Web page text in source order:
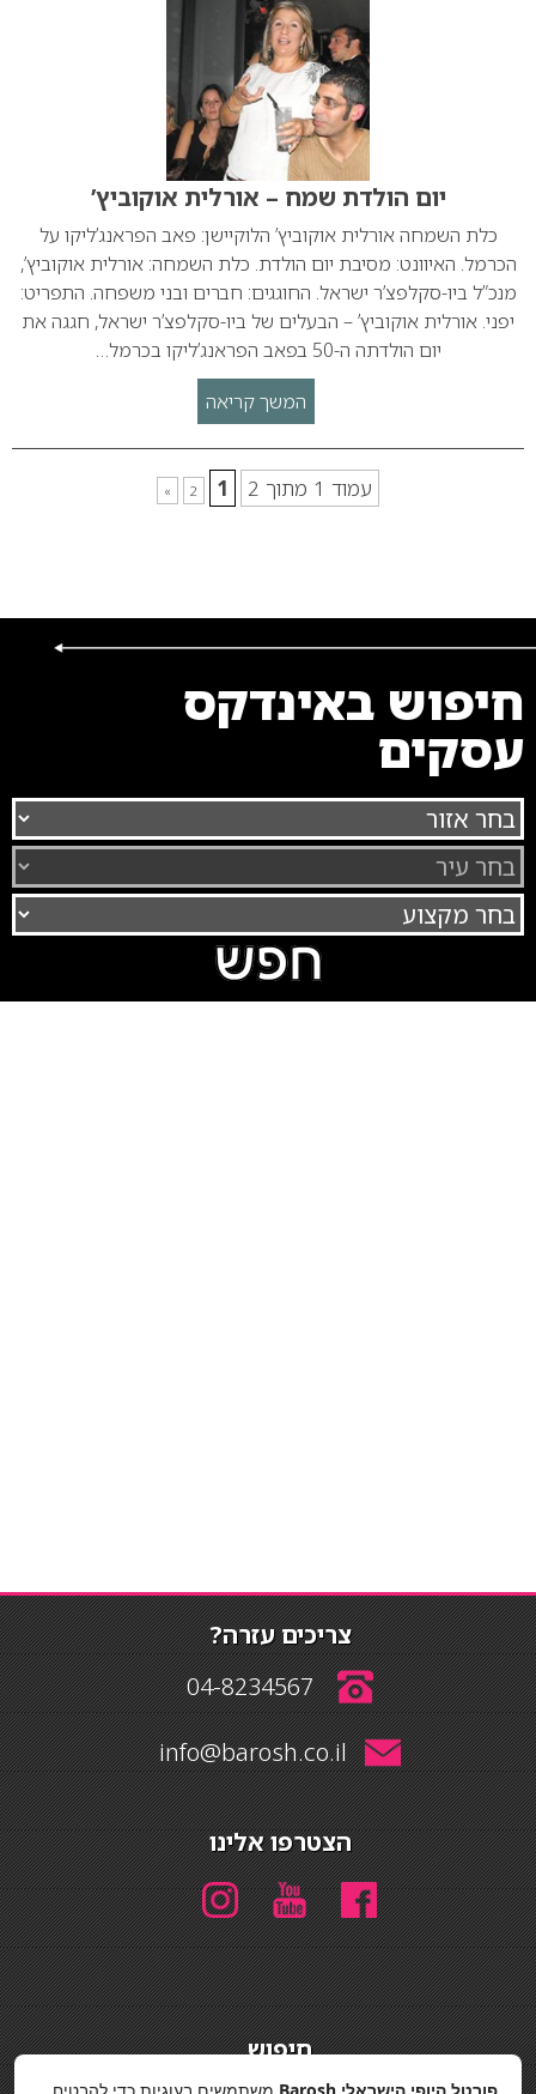
יום הולדת שמח – אורלית אוקוביץ’
כלת השמחה אורלית אוקוביץ’ הלוקיישן: פאב הפראנג’ליקו על
הכרמל. האיוונט: מסיבת יום הולדת. כלת השמחה: אורלית אוקוביץ’,
מנכ”ל ביו-סקלפצ’ר ישראל. החוגגים: חברים ובני משפחה. התפריט:
יפני. אורלית אוקוביץ’ – הבעלים של ביו-סקלפצ’ר ישראל, חגגה את
יום הולדתה ה-50 בפאב הפראנג’ליקו בכרמל…
המשך קריאה
עמוד 1 מתוך 2 1
2
»
חיפוש באינדקס
עסקים
צריכים עזרה?
04-8234567
info@barosh.co.il
הצטרפו אלינו
חיפוש